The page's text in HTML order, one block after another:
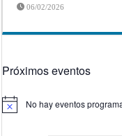
06/02/2026
Próximos eventos
Aviso No hay eventos